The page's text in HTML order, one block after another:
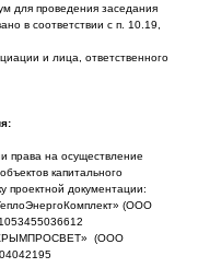
для проведения заседания
в соответствии с п. 10.19,
и лица, ответственного
права на осуществление
капитального
проектной документации:
(ООО
«КРЫМПРОСВЕТ» (ООО